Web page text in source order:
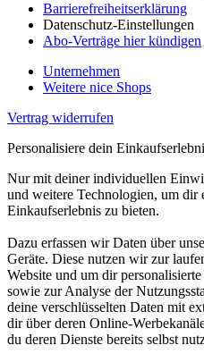
Barrierefreiheitserklärung
Datenschutz-Einstellungen
Abo-Verträge hier kündigen
Unternehmen
Weitere nice Shops
Vertrag widerrufen
Personalisiere dein
Nur mit deiner individuellen
und weitere Technologien, um dir
Einkaufserlebnis zu bieten.
Dazu erfassen wir Daten über
Geräte. Diese nutzen wir zur
Website und um dir
sowie zur Analyse der
deine verschlüsselten Daten mit
dir über deren Online-
du deren Dienste bereits selbst